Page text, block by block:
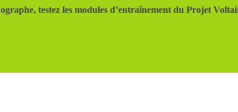
testez les modules d’entraînement du Projet